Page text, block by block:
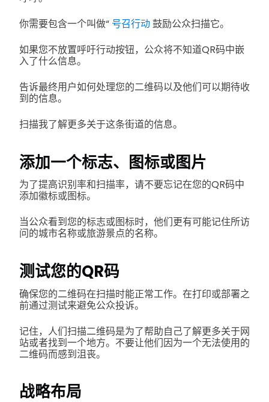
你需要包含一个叫做“ 号召行动鼓励公众扫描它。
如果您不放置呼吁行动按钮，公众将不知道QR码中嵌
入了什么信息。
告诉最终用户如何处理您的二维码以及他们可以期待收
到的信息。
扫描我了解更多关于这条街道的信息。
添加一个标志、图标或图片
为了提高识别率和扫描率，请不要忘记在您的QR码中
添加徽标或图标。
当公众看到您的标志或图标时，他们更有可能记住所访
问的城市名称或旅游景点的名称。
测试您的QR码
确保您的二维码在扫描时能正常工作。在打印或部署之
前通过测试来避免公众投诉。
记住，人们扫描二维码是为了帮助自己了解更多关于网
站或者找到一个地方。不要让他们因为一个无法使用的
二维码而感到沮丧。
战略布局